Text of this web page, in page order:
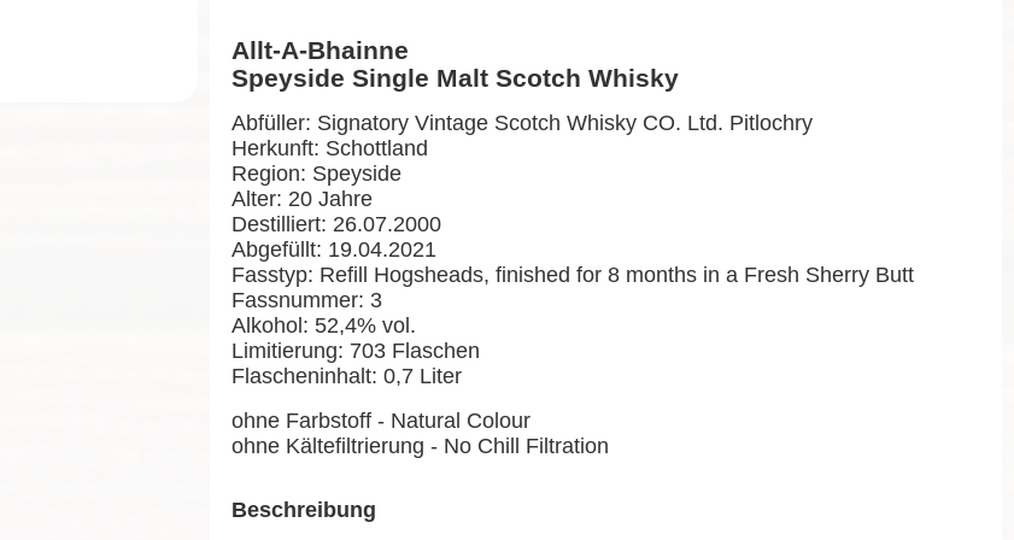
Allt-A-Bhainne
Speyside Single Malt Scotch Whisky
Abfüller: Signatory Vintage Scotch Whisky CO. Ltd. Pitlochry
Herkunft: Schottland
Region: Speyside
Alter: 20 Jahre
Destilliert: 26.07.2000
Abgefüllt: 19.04.2021
Fasstyp: Refill Hogsheads, finished for 8 months in a Fresh Sherry Butt
Fassnummer: 3
Alkohol: 52,4% vol.
Limitierung: 703 Flaschen
Flascheninhalt: 0,7 Liter
ohne Farbstoff - Natural Colour
ohne Kältefiltrierung - No Chill Filtration
Beschreibung